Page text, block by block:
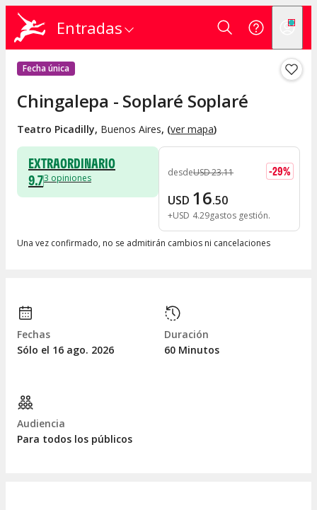
Entradas
Fecha única
Chingalepa - Soplaré Soplaré
Teatro Picadilly, Buenos Aires, (ver mapa)
EXTRAORDINARIO
9.73 opiniones desdeUSD23.11 -29%
USD 16.50
+USD 4.29gastos gestión
Una vez confirmado, no se admitirán cambios ni cancelaciones
Fechas
Sólo el 16 ago. 2026
Duración
60 Minutos
Audiencia
Para todos los públicos